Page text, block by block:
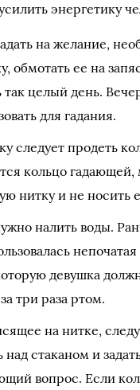
энергетику
на желание,
обмотать ее на
так целый день.
для гадания.
следует продеть
кольцо
нитку и не носить
налить воды.
непочатая
девушка
три раза ртом.
на нитке,
над стаканом и
вопрос. Если